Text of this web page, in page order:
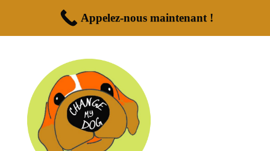
Appelez-nous maintenant !